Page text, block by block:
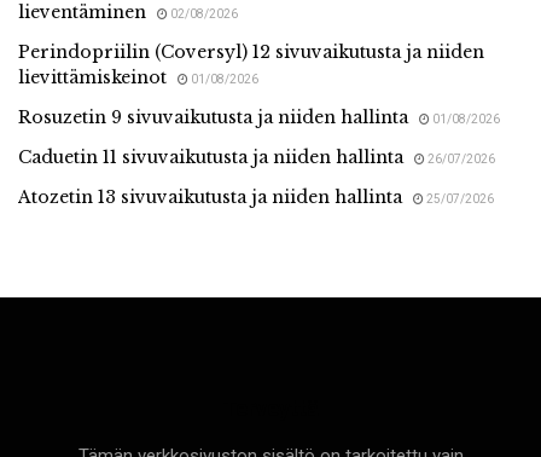
lieventäminen
02/08/2026
Perindopriilin (Coversyl) 12 sivuvaikutusta ja niiden
lievittämiskeinot
01/08/2026
Rosuzetin 9 sivuvaikutusta ja niiden hallinta 01/08/2026
Caduetin 11 sivuvaikutusta ja niiden hallinta 26/07/2026
Atozetin 13 sivuvaikutusta ja niiden hallinta 25/07/2026